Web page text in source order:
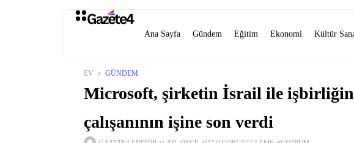
Ana Sayfa Gündem Eğitim Ekonomi Kültür
EV GÜNDEM
Microsoft, şirketin İsrail ile
çalışanının işine son verdi